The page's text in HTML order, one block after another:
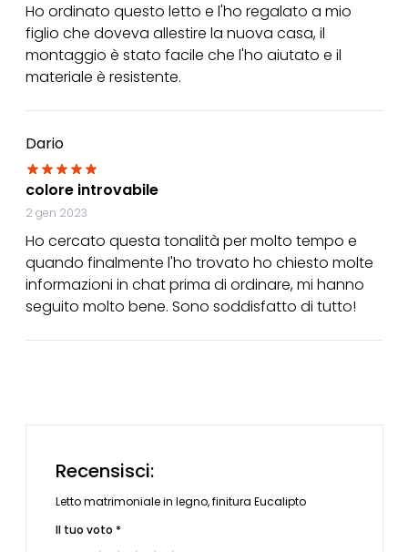
Ho ordinato questo letto e l'ho regalato a mio
figlio che doveva allestire la nuova casa, il
montaggio è stato facile che l'ho aiutato e il
materiale è resistente.
Dario
colore introvabile
2 gen 2023
Ho cercato questa tonalità per molto tempo e
quando finalmente l'ho trovato ho chiesto molte
informazioni in chat prima di ordinare, mi hanno
seguito molto bene. Sono soddisfatto di tutto!
Recensisci:
Letto matrimoniale in legno, finitura Eucalipto
Il tuo voto *